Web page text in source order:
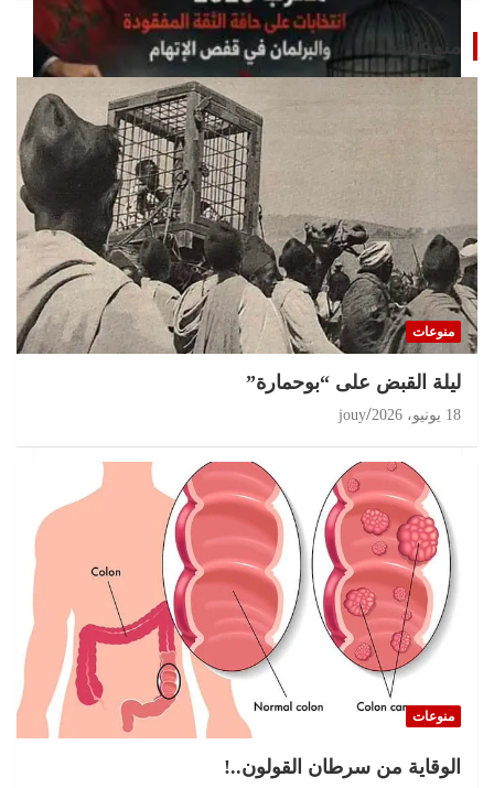
تحقيقات
مغرب 2026 انتخابات على حافة الثقة المفقودة و
البرلمان في قفص الإتهام
jouy
منوعات
منوعات
ليلة القبض على “بوحمارة”
18 يونيو، 2026 jouy
منوعات
الوقاية من سرطان القولون..!